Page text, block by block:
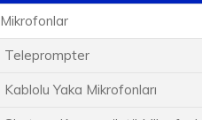
Mikrofonlar
Teleprompter
Kablolu Yaka Mikrofonları